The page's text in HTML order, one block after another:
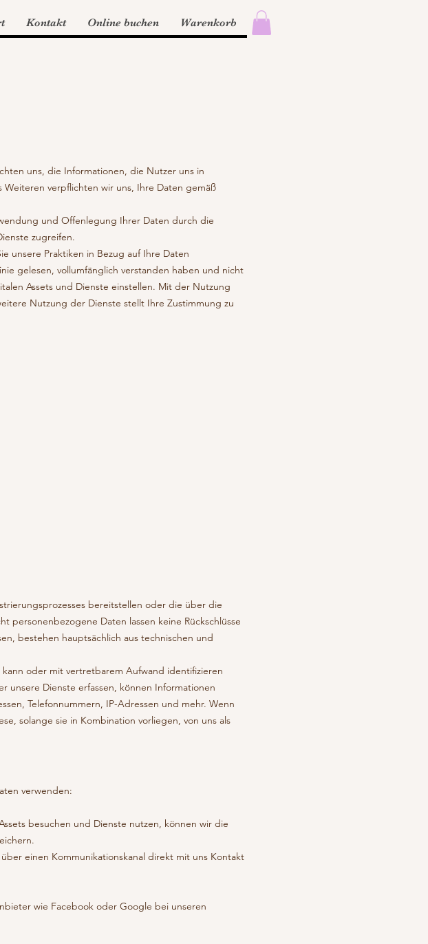
Kontakt Online buchen Warenkorb
uns, die Informationen, die Nutzer uns in
verpflichten wir uns, Ihre Daten gemäß
und Offenlegung Ihrer Daten durch die
zugreifen.
unsere Praktiken in Bezug auf Ihre Daten
gelesen, vollumfänglich verstanden haben und nicht
Assets und Dienste einstellen. Mit der Nutzung
Nutzung der Dienste stellt Ihre Zustimmung zu
bereitstellen oder die über die
personenbezogene Daten lassen keine Rückschlüsse
bestehen hauptsächlich aus technischen und
oder mit vertretbarem Aufwand identifizieren
unsere Dienste erfassen, können Informationen
Telefonnummern, IP-Adressen und mehr. Wenn
solange sie in Kombination vorliegen, von uns als
verwenden:
besuchen und Dienste nutzen, können wir die
einen Kommunikationskanal direkt mit uns Kontakt
wie Facebook oder Google bei unseren